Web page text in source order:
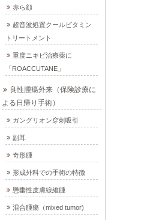
赤ら顔
超音波処置クールビタミン
トリートメント
重度ニキビ治療薬に
「ROACCUTANE」
良性腫瘍外来（保険診療に
よる日帰り手術）
ガングリオン穿刺吸引
副耳
奇形腫
形成外科での手術の特徴
懸垂性皮膚線維腫
混合腫瘍（mixed tumor)